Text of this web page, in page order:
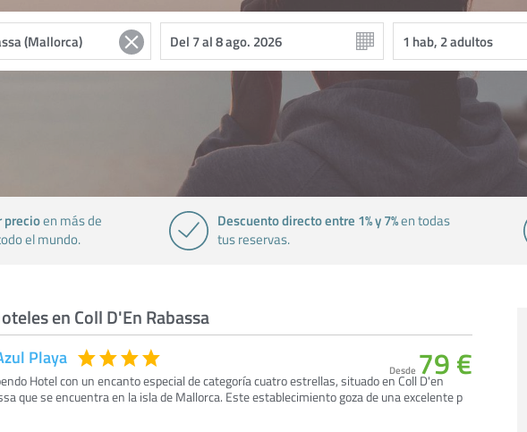
precioen más de
el mundo.
Descuento directo entre 1% y 7%en todas
tus reservas.
en Coll D'En Rabassa
Playa
Hotel con un encanto especial de categoría cuatro estrellas, situado en Coll D'en
que se encuentra en la isla de Mallorca. Este establecimiento goza de una excelente p
Desde 79 €